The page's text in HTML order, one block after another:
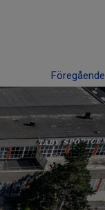
Föregående